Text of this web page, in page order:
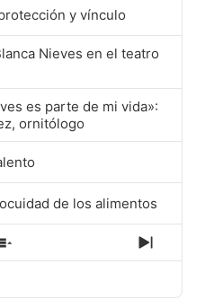
y vínculo
Nieves en el teatro
es parte de mi vida»:
ornitólogo
de los alimentos
Show
Episodes
Next